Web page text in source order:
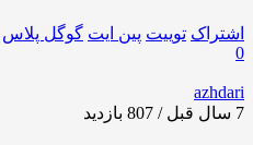
اشتراک توییت پین ایت گوگل‌ پلاس
0
azhdari
7 سال قبل / 807
بازدید